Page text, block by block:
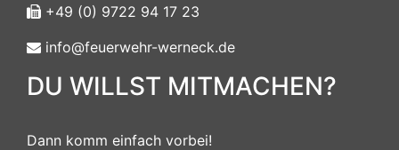
+49 (0) 9722 94 17 23
info@feuerwehr-werneck.de
DU WILLST MITMACHEN?
Dann komm einfach vorbei!